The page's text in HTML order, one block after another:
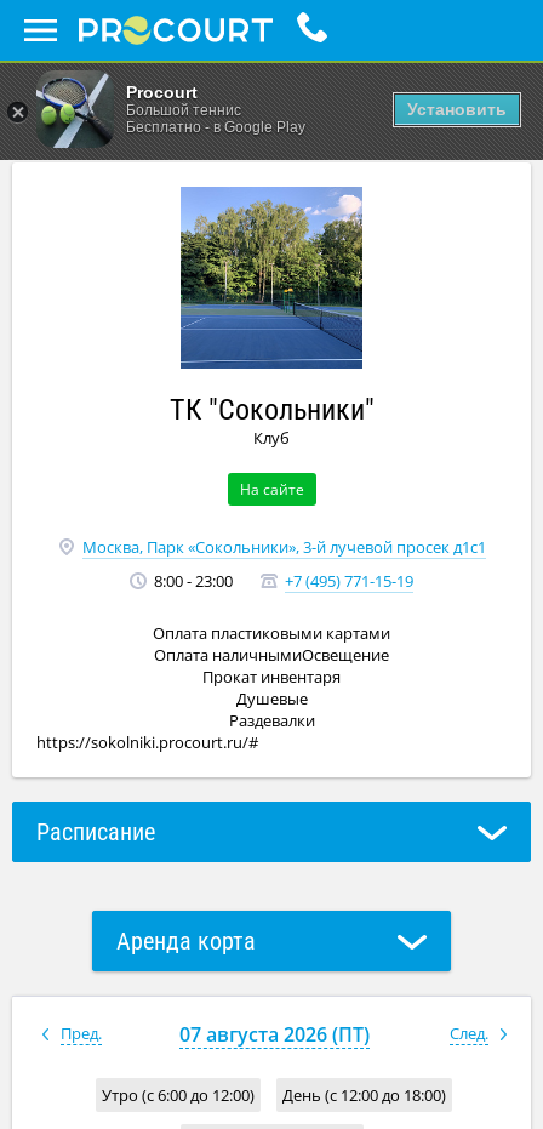
Procourt
Большой теннис
Бесплатно - в Google Play
Установить
ТК "Сокольники"
Клуб
На сайте
Москва, Парк «Сокольники», 3-й лучевой просек д1с1
8:00 - 23:00
+7 (495) 771-15-19
Оплата пластиковыми картами
Оплата наличнымиОсвещение
Прокат инвентаря
Душевые
Раздевалки
https://sokolniki.procourt.ru/#
Расписание
Аренда корта
Групповое занятие с тренером
Пред. 07 августа 2026 (ПТ) След.
Утро (с 6:00 до 12:00) День (с 12:00 до 18:00)